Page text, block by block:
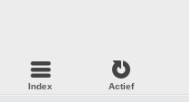
Index Actief